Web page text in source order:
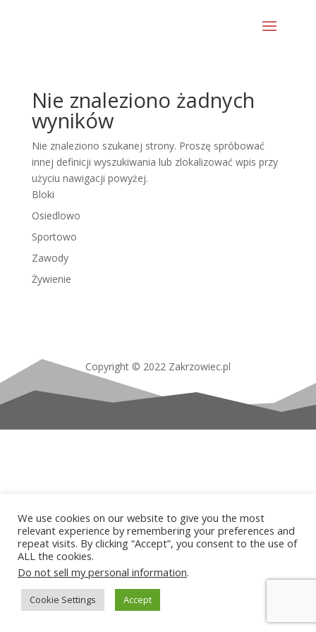
Nie znaleziono żadnych
wyników
Nie znaleziono szukanej strony. Proszę spróbować
innej definicji wyszukiwania lub zlokalizować wpis przy
użyciu nawigacji powyżej.
Bloki
Osiedlowo
Sportowo
Zawody
Żywienie
Copyright © 2022 Zakrzowiec.pl
We use cookies on our website to give you the most
relevant experience by remembering your preferences and
repeat visits. By clicking “Accept”, you consent to the use of
ALL the cookies.
Do not sell my personal information.
Cookie Settings Accept